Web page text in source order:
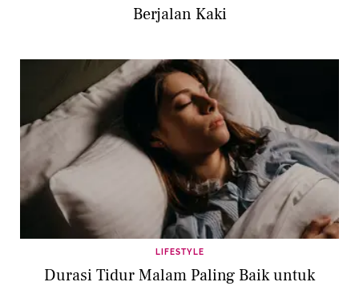
Berjalan Kaki
LIFESTYLE
Durasi Tidur Malam Paling Baik untuk